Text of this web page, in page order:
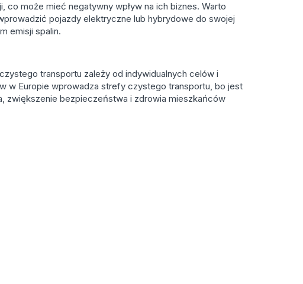
co może mieć negatywny wpływ na ich biznes. Warto
pojazdy elektryczne lub hybrydowe do swojej
emisji spalin.
transportu zależy od indywidualnych celów i
w Europie wprowadza strefy czystego transportu, bo jest
zwiększenie bezpieczeństwa i zdrowia mieszkańców